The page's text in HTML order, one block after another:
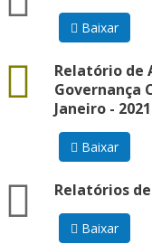
Baixar
Relatório de
Governança
Janeiro - 2021
docx
Baixar
Relatórios
zip
Baixar